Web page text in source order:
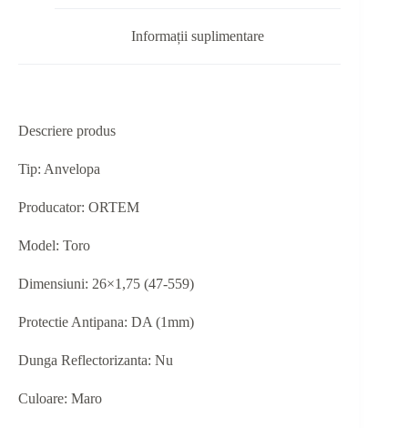
Informații suplimentare
Descriere produs
Tip: Anvelopa
Producator: ORTEM
Model: Toro
Dimensiuni: 26×1,75 (47-559)
Protectie Antipana: DA (1mm)
Dunga Reflectorizanta: Nu
Culoare: Maro